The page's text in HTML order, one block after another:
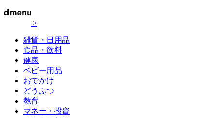
>
雑貨・日用品
食品・飲料
健康
ベビー用品
おでかけ
どうぶつ
教育
マネー・投資